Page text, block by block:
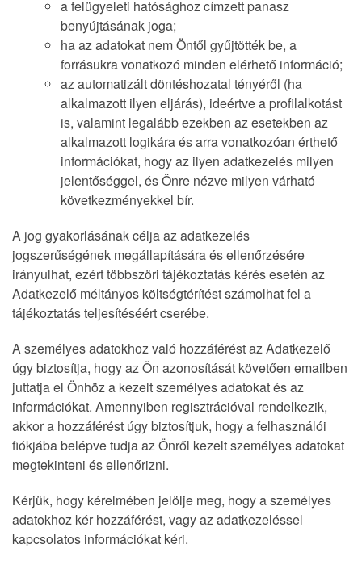
a felügyeleti hatósághoz címzett panasz
benyújtásának joga;
ha az adatokat nem Öntől gyűjtötték be, a
forrásukra vonatkozó minden elérhető információ;
az automatizált döntéshozatal tényéről (ha
alkalmazott ilyen eljárás), ideértve a profilalkotást
is, valamint legalább ezekben az esetekben az
alkalmazott logikára és arra vonatkozóan érthető
információkat, hogy az ilyen adatkezelés milyen
jelentőséggel, és Önre nézve milyen várható
következményekkel bír.
A jog gyakorlásának célja az adatkezelés
jogszerűségének megállapítására és ellenőrzésére
irányulhat, ezért többszöri tájékoztatás kérés esetén az
Adatkezelő méltányos költségtérítést számolhat fel a
tájékoztatás teljesítéséért cserébe.
A személyes adatokhoz való hozzáférést az Adatkezelő
úgy biztosítja, hogy az Ön azonosítását követően emailben
juttatja el Önhöz a kezelt személyes adatokat és az
információkat. Amennyiben regisztrációval rendelkezik,
akkor a hozzáférést úgy biztosítjuk, hogy a felhasználói
fiókjába belépve tudja az Önről kezelt személyes adatokat
megtekinteni és ellenőrizni.
Kérjük, hogy kérelmében jelölje meg, hogy a személyes
adatokhoz kér hozzáférést, vagy az adatkezeléssel
kapcsolatos információkat kéri.